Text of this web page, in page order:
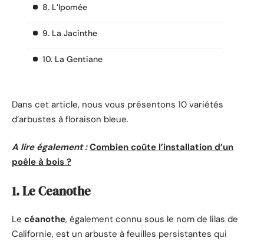
8. L’Ipomée
9. La Jacinthe
10. La Gentiane
Dans cet article, nous vous présentons 10 variétés
d’arbustes à floraison bleue.
A lire également : Combien coûte l’installation d’un
poêle à bois ?
1. Le Ceanothe
Le céanothe, également connu sous le nom de lilas de
Californie, est un arbuste à feuilles persistantes qui